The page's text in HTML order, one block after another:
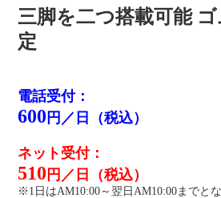
三脚を二つ搭載可能
定
電話受付：
600 円／日（税込）
ネット受付：
510 円／日（税込）
※1日はAM10:00～翌日AM10:00までとな